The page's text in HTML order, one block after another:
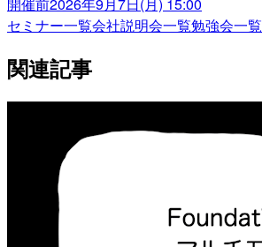
セミナー一覧会社説明会一覧勉強会一覧
関連記事